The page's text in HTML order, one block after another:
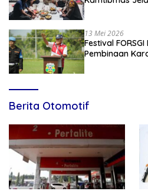
13 Mei 2026
Festival
Pembinaan
Berita Otomotif